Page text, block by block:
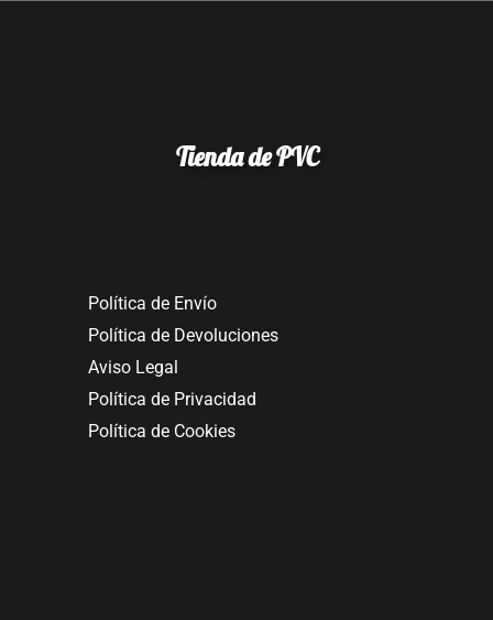
Tienda de PVC
Política de Envío
Política de Devoluciones
Aviso Legal
Política de Privacidad
Política de Cookies